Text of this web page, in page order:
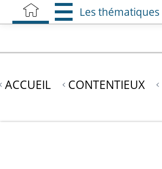
Les thématiques
ACCUEIL CONTENTIEUX